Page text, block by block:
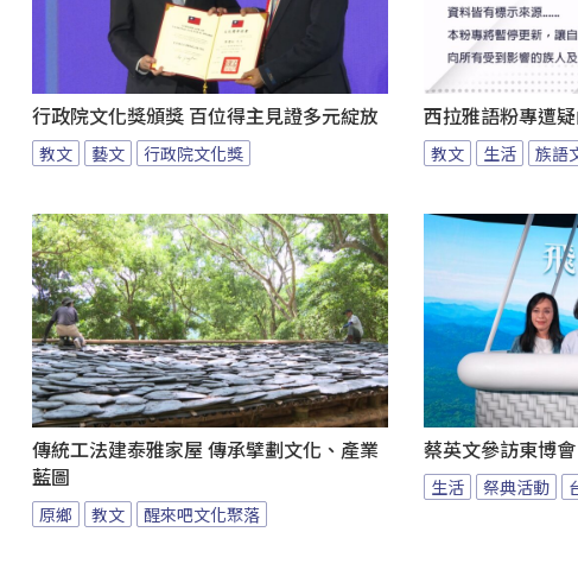
行政院文化獎頒獎 百位得主見證多元綻放
教文 藝文 行政院文化獎
西拉雅語粉專遭
教文 生活 族語
傳統工法建泰雅家屋 傳承擘劃文化、產業
藍圖
原鄉 教文 醒來吧文化聚落
蔡英文參訪東博
生活 祭典活動